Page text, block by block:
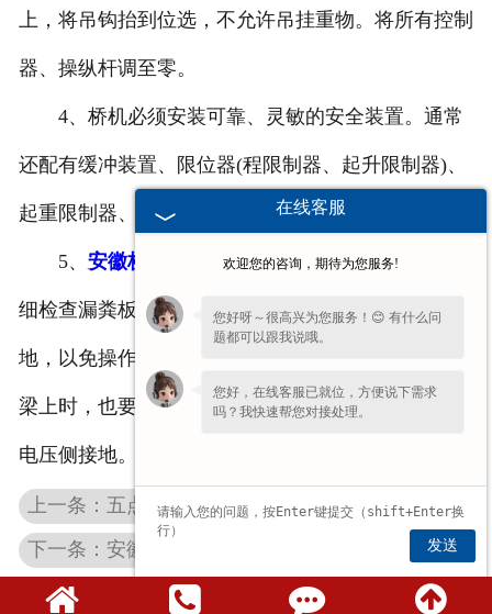
上，将吊钩抬到位选，不允许吊挂重物。将所有控制
器、操纵杆调至零。
4、桥机必须安装可靠、灵敏的安全装置。通常
还配有缓冲装置、限位器(程限制器、起升限制器)、
起重限制器、防风夹轨钳等。
5、 安徽桥式起重机所用水泥浆漏粪板时，要仔
细检查漏粪板的边缘是否有带电部件的外壳应可靠接
地，以免操作者意外触电。手推车轨道不是焊接在主
梁上时，也要进行焊接接地，降变压器应按规定的低
电压侧接地。
上一条：五点不得不知的安徽冶金电动葫芦应用范围
下一条：安徽花架起重机的润滑，你做好了吗？
在线客服
欢迎您的咨询，期待为您服务!
您好呀～很高兴为您服务！😊 有什么问
题都可以跟我说哦。
您好，在线客服已就位，方便说下需求
吗？我快速帮您对接处理。
发送